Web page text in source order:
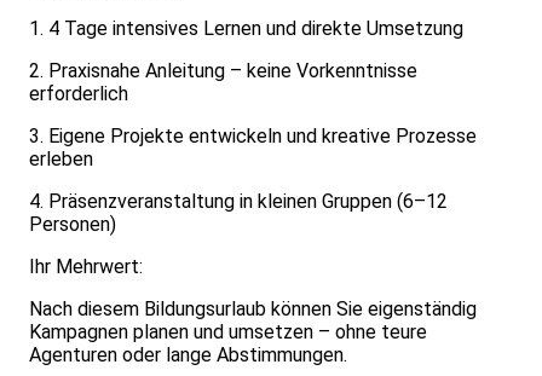
1. 4 Tage intensives Lernen und direkte Umsetzung
2. Praxisnahe Anleitung – keine Vorkenntnisse
erforderlich
3. Eigene Projekte entwickeln und kreative Prozesse
erleben
4. Präsenzveranstaltung in kleinen Gruppen (6–12
Personen)
Ihr Mehrwert:
Nach diesem Bildungsurlaub können Sie eigenständig
Kampagnen planen und umsetzen – ohne teure
Agenturen oder lange Abstimmungen.